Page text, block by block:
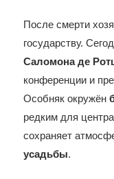
После смерти
государству.
Саломона де
конференции и
Особняк окружён
редким для
сохраняет
усадьбы.